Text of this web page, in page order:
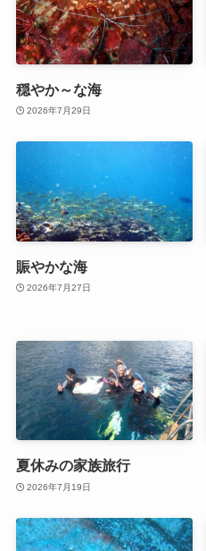
穏やか～な海
2026年7月29日
賑やかな海
2026年7月27日
夏休みの家族旅行
2026年7月19日